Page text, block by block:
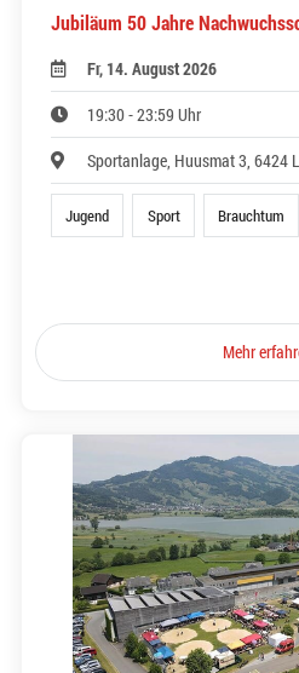
Jubiläum 50 Jahre
Fr, 14. August 2026
19:30 - 23:59 Uhr
Sportanlage, Huusmat 3, 6424
Jugend Sport Brauchtum
Mehr